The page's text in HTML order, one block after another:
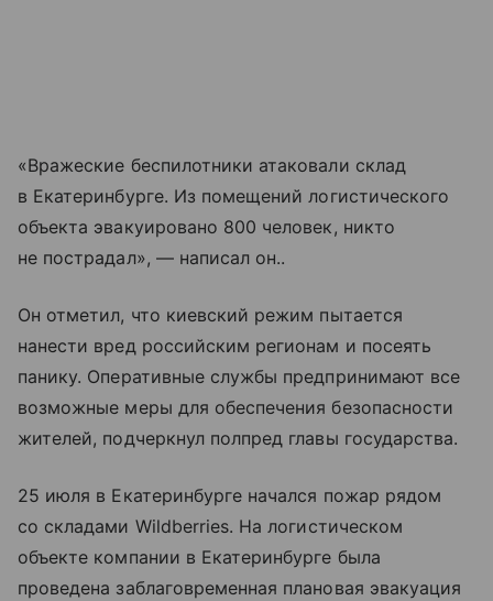
«Вражеские беспилотники атаковали склад
в Екатеринбурге. Из помещений логистического
объекта эвакуировано 800 человек, никто
не пострадал», — написал он..
Он отметил, что киевский режим пытается
нанести вред российским регионам и посеять
панику. Оперативные службы предпринимают все
возможные меры для обеспечения безопасности
жителей, подчеркнул полпред главы государства.
25 июля в Екатеринбурге начался пожар рядом
со складами Wildberries. На логистическом
объекте компании в Екатеринбурге была
проведена заблаговременная плановая эвакуация